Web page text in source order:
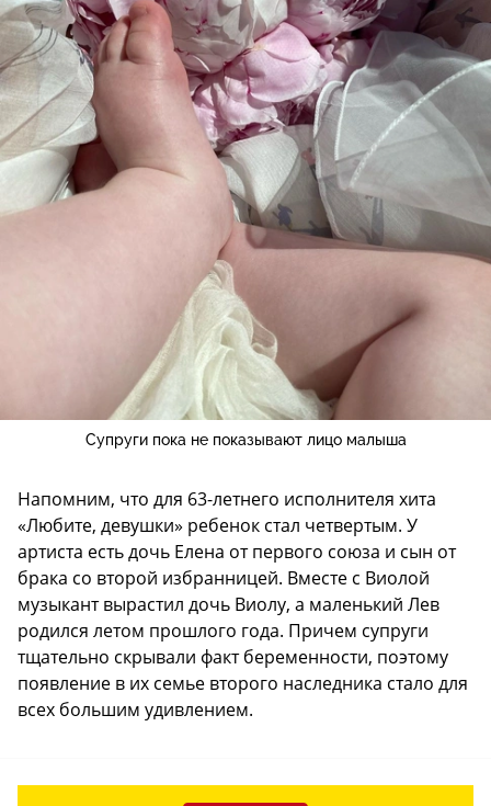
Супруги пока не показывают лицо малыша
Напомним, что для 63-летнего исполнителя хита
«Любите, девушки» ребенок стал четвертым. У
артиста есть дочь Елена от первого союза и сын от
брака со второй избранницей. Вместе с Виолой
музыкант вырастил дочь Виолу, а маленький Лев
родился летом прошлого года. Причем супруги
тщательно скрывали факт беременности, поэтому
появление в их семье второго наследника стало для
всех большим удивлением.